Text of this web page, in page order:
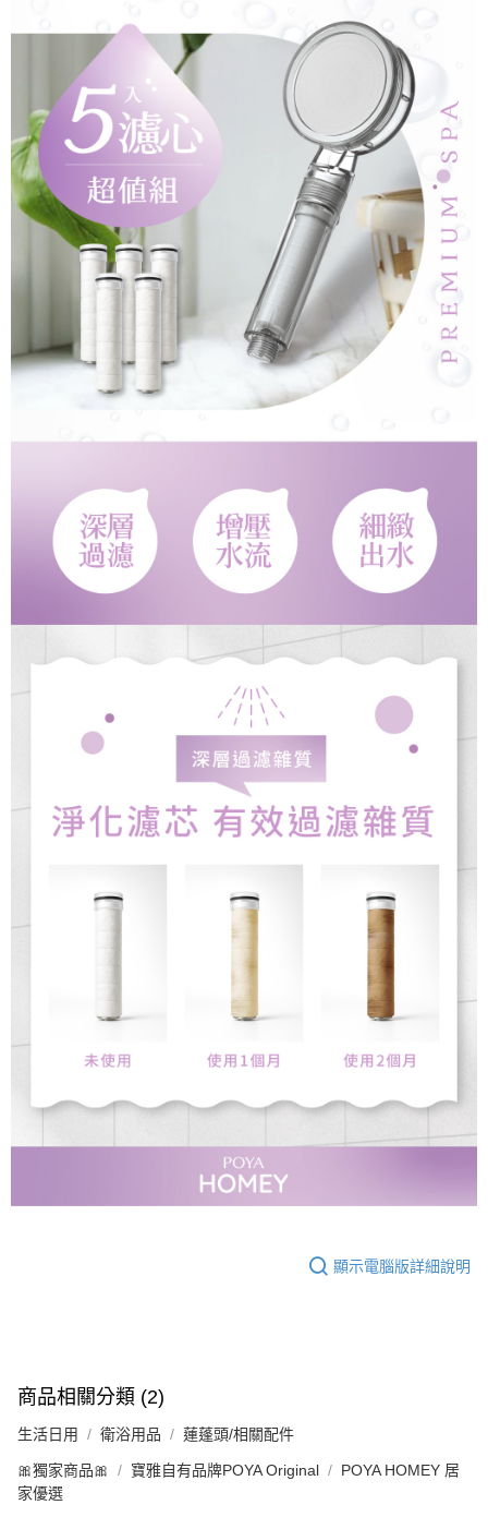
恩沛科技股份有限公司將有權停止該用戶之使用額度並採取法律行動。
顯示電腦版詳細說明
商品相關分類 (2)
生活日用 衛浴用品 蓮蓬頭/相關配件
🎀獨家商品🎀 寶雅自有品牌POYA Original
POYA HOMEY 居
家優選